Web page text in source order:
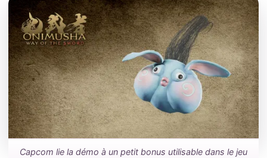
Capcom lie la démo à un petit bonus utilisable dans le jeu